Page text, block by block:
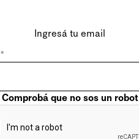
Ingresá tu email
*
Comprobá que no sos un robot